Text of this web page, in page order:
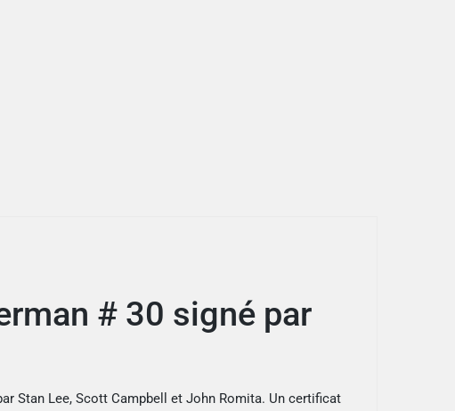
# 30 signé par
Stan Lee, Scott Campbell et John Romita. Un certificat